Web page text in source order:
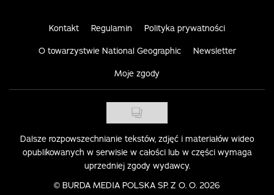
Kontakt Regulamin Polityka prywatności
O towarzystwie National Geographic Newsletter
Moje zgody
Dalsze rozpowszechnianie tekstów, zdjęć i materiałów wideo
opublikowanych w serwisie w całości lub w części wymaga
uprzedniej zgody wydawcy.
© BURDA MEDIA POLSKA SP. Z O. O. 2026